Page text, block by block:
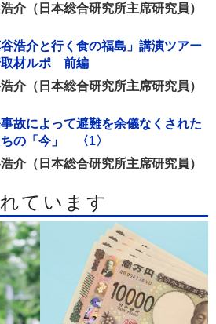
介（日本総合研究所主席研究員）
谷浩介と行く食の福島」講演ツアー
取材ルポ 前編
介（日本総合研究所主席研究員）
故によって避難を余儀なくされた
ちの「今」 〈1〉
介（日本総合研究所主席研究員）
ています